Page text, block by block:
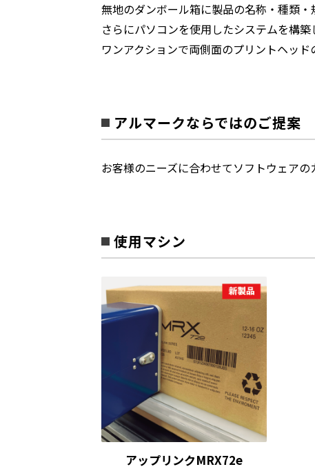
無地のダンボール箱に製品の名称・種類
さらにパソコンを使用したシステムを構
ワンアクションで両側面のプリントヘッ
アルマークならではのご提案
お客様のニーズに合わせてソフトウェア
使用マシン
アップリンクMRX72e